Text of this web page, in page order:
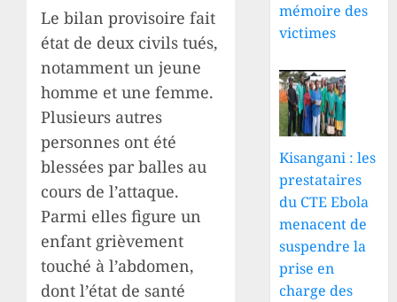
Le bilan provisoire fait
état de deux civils tués,
notamment un jeune
homme et une femme.
Plusieurs autres
personnes ont été
blessées par balles au
cours de l’attaque.
Parmi elles figure un
enfant grièvement
touché à l’abdomen,
dont l’état de santé
mémoire des
victimes
Kisangani : les
prestataires
du CTE Ebola
menacent de
suspendre la
prise en
charge des